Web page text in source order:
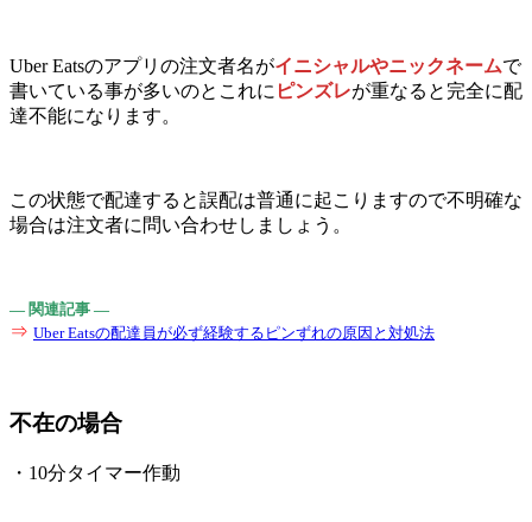
Uber Eatsのアプリの注文者名がイニシャルやニックネームで
書いている事が多いのとこれに ピンズレが重なると完全に配
達不能になります。
この状態で配達すると誤配は普通に起こりますので不明確な
場合は注文者に問い合わせしましょう。
― 関連記事 ―
⇒ Uber Eatsの配達員が必ず経験するピンずれの原因と対処法
不在の場合
・10分タイマー作動